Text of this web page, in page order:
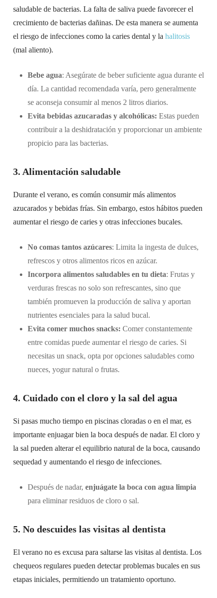
saludable de bacterias. La falta de saliva puede favorecer el
crecimiento de bacterias dañinas. De esta manera se aumenta
el riesgo de infecciones como la caries dental y la halitosis
(mal aliento).
Bebe agua: Asegúrate de beber suficiente agua durante el
día. La cantidad recomendada varía, pero generalmente
se aconseja consumir al menos 2 litros diarios.
Evita bebidas azucaradas y alcohólicas: Estas pueden
contribuir a la deshidratación y proporcionar un ambiente
propicio para las bacterias.
3. Alimentación saludable
Durante el verano, es común consumir más alimentos
azucarados y bebidas frías. Sin embargo, estos hábitos pueden
aumentar el riesgo de caries y otras infecciones bucales.
No comas tantos azúcares: Limita la ingesta de dulces,
refrescos y otros alimentos ricos en azúcar.
Incorpora alimentos saludables en tu dieta: Frutas y
verduras frescas no solo son refrescantes, sino que
también promueven la producción de saliva y aportan
nutrientes esenciales para la salud bucal.
Evita comer muchos snacks: Comer constantemente
entre comidas puede aumentar el riesgo de caries. Si
necesitas un snack, opta por opciones saludables como
nueces, yogur natural o frutas.
4. Cuidado con el cloro y la sal del agua
Si pasas mucho tiempo en piscinas cloradas o en el mar, es
importante enjuagar bien la boca después de nadar. El cloro y
la sal pueden alterar el equilibrio natural de la boca, causando
sequedad y aumentando el riesgo de infecciones.
Después de nadar, enjuágate la boca con agua limpia
para eliminar residuos de cloro o sal.
5. No descuides las visitas al dentista
El verano no es excusa para saltarse las visitas al dentista. Los
chequeos regulares pueden detectar problemas bucales en sus
etapas iniciales, permitiendo un tratamiento oportuno.